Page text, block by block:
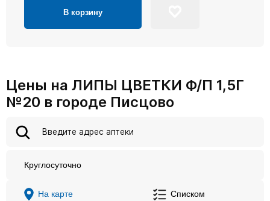
В корзину
Цены на ЛИПЫ ЦВЕТКИ Ф/П 1,5Г
№20 в городе Писцово
Круглосуточно
На карте Списком